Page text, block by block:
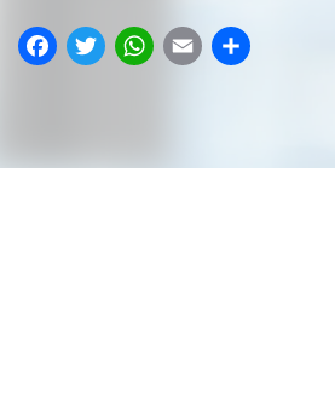
Facebook
TwitterEmail